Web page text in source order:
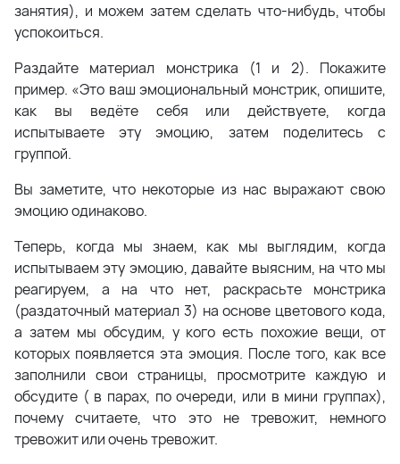
занятия), и можем затем сделать что-нибудь, чтобы
успокоиться.
Раздайте материал монстрика (1 и 2). Покажите
пример. «Это ваш эмоциональный монстрик, опишите,
как вы ведёте себя или действуете, когда
испытываете эту эмоцию, затем поделитесь с
группой.
Вы заметите, что некоторые из нас выражают свою
эмоцию одинаково.
Теперь, когда мы знаем, как мы выглядим, когда
испытываем эту эмоцию, давайте выясним, на что мы
реагируем, а на что нет, раскрасьте монстрика
(раздаточный материал 3) на основе цветового кода,
а затем мы обсудим, у кого есть похожие вещи, от
которых появляется эта эмоция. После того, как все
заполнили свои страницы, просмотрите каждую и
обсудите ( в парах, по очереди, или в мини группах),
почему считаете, что это не тревожит, немного
тревожит или очень тревожит.